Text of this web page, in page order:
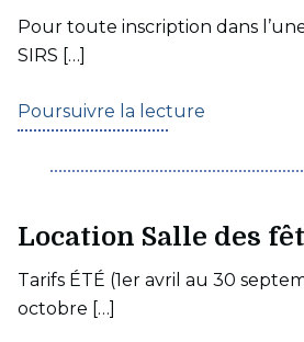
Pour toute inscription dans
SIRS […]
Poursuivre la lecture
Location Salle des
Tarifs ÉTÉ (1er avril au 30
octobre […]